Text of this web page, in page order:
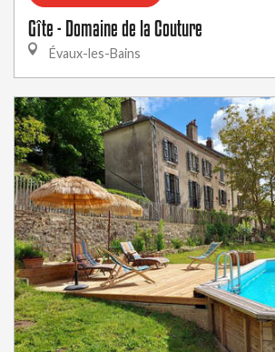
Gîte - Domaine de la Couture
Évaux-les-Bains